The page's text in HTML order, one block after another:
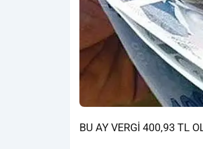
BU AY VERGİ 400,93 TL